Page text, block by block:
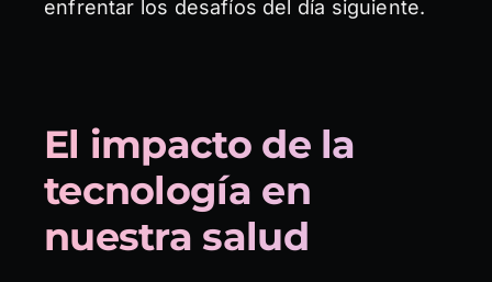
enfrentar los desafíos del día siguiente.
El impacto de la
tecnología en
nuestra salud